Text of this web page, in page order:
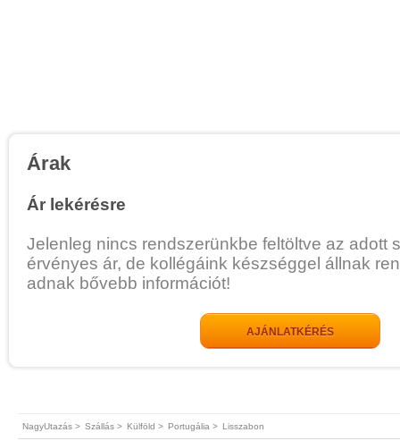
Árak
Ár lekérésre
Jelenleg nincs rendszerünkbe feltöltve az adott
érvényes ár, de kollégáink készséggel állnak
adnak bővebb információt!
AJÁNLATKÉRÉS
NagyUtazás > Szállás > Külföld > Portugália > Lisszabon